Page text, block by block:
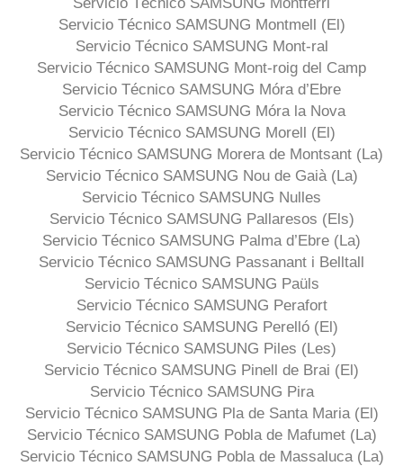
Servicio Técnico SAMSUNG Montmell (El)
Servicio Técnico SAMSUNG Mont-ral
Servicio Técnico SAMSUNG Mont-roig del Camp
Servicio Técnico SAMSUNG Móra d’Ebre
Servicio Técnico SAMSUNG Móra la Nova
Servicio Técnico SAMSUNG Morell (El)
Servicio Técnico SAMSUNG Morera de Montsant (La)
Servicio Técnico SAMSUNG Nou de Gaià (La)
Servicio Técnico SAMSUNG Nulles
Servicio Técnico SAMSUNG Pallaresos (Els)
Servicio Técnico SAMSUNG Palma d’Ebre (La)
Servicio Técnico SAMSUNG Passanant i Belltall
Servicio Técnico SAMSUNG Paüls
Servicio Técnico SAMSUNG Perafort
Servicio Técnico SAMSUNG Perelló (El)
Servicio Técnico SAMSUNG Piles (Les)
Servicio Técnico SAMSUNG Pinell de Brai (El)
Servicio Técnico SAMSUNG Pira
Servicio Técnico SAMSUNG Pla de Santa Maria (El)
Servicio Técnico SAMSUNG Pobla de Mafumet (La)
Servicio Técnico SAMSUNG Pobla de Massaluca (La)